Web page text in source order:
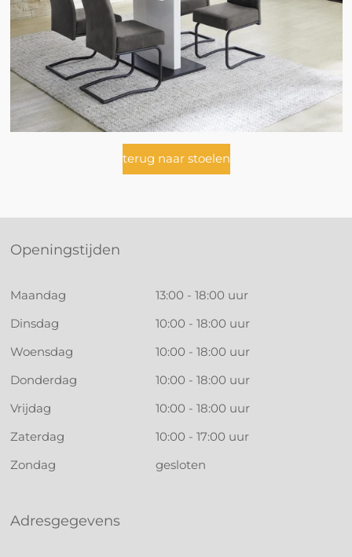
terug naar stoelen
Openingstijden
Maandag
13:00 - 18:00 uur
Dinsdag
10:00 - 18:00 uur
Woensdag
10:00 - 18:00 uur
Donderdag
10:00 - 18:00 uur
Vrijdag
10:00 - 18:00 uur
Zaterdag
10:00 - 17:00 uur
Zondag
gesloten
Adresgegevens